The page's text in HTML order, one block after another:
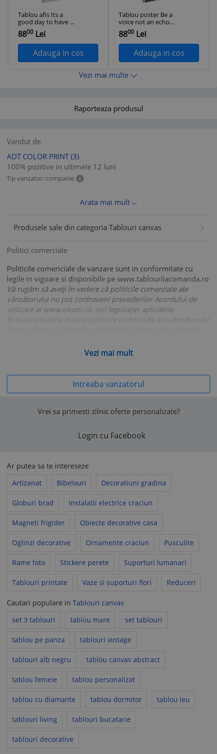
Tablou afis Its a
good day to have a
good day Tablou
canvas pe panza CU
RAMA 30x40 cm
8800 Lei
Adauga in cos
Tablou poster Be a
voice not an echo
Tablou canvas pe
panza CU RAMA
30x40 cm
8800 Lei
Adauga in cos
Vezi mai multe
Raporteaza produsul
Vandut de
ADT COLOR PRINT (3)
100% pozitive in ultimele 12 luni
Tip vanzator: companie
Arata mai mult
Produsele sale din categoria Tablouri canvas
Politici comerciale
Politicile comericiale de vanzare sunt in conformitate cu
legile in vigoare si disponibile pe www.tablourilacomanda.ro
Vă rugăm să aveți în vedere că politicile comerciale ale
vânzătorului nu pot contraveni prevederilor Acordului de
utilizare al www.okazii.ro, nici legislației aplicabile.
În toate situațiile în care politicile comerciale ale vânzătorului
Acordului de utilizare, după caz.
Vezi mai mult
Intreaba vanzatorul
Vrei sa primesti zilnic oferte personalizate?
Login cu Facebook
Ar putea sa te intereseze
Artizanat Bibelouri Decoratiuni gradina
Globuri brad Instalatii electrice craciun
Magneti frigider Obiecte decorative casa
Oglinzi decorative Ornamente craciun Pusculite
Rame foto Stickere perete Suporturi lumanari
Tablouri printate Vaze si suporturi flori Reduceri
Cautari populare in Tablouri canvas
set 3 tablouri
tablou mare set tablouri
tablou pe panza tablouri vintage
tablouri alb negru tablou canvas abstract
tablou femeie tablou personalizat
tablou cu diamante tablou dormitor tablou leu
tablouri living tablouri bucatarie
tablouri decorative